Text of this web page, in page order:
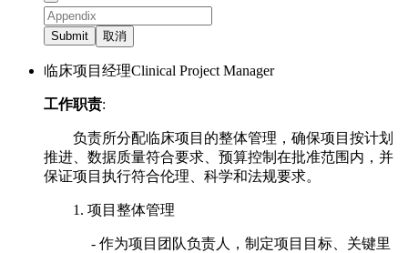
Submit 取消
临床项目经理Clinical Project Manager
工作职责:
负责所分配临床项目的整体管理，确保项目按计划
推进、数据质量符合要求、预算控制在批准范围内，并
保证项目执行符合伦理、科学和法规要求。
1. 项目整体管理
- 作为项目团队负责人，制定项目目标、关键里